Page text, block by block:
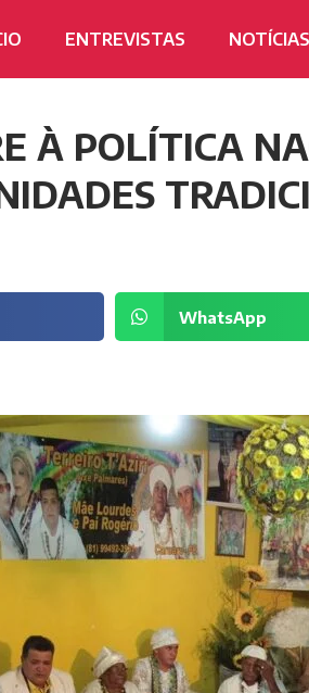
ENTREVISTAS NOTÍCIAS
À POLÍTICA
WhatsApp